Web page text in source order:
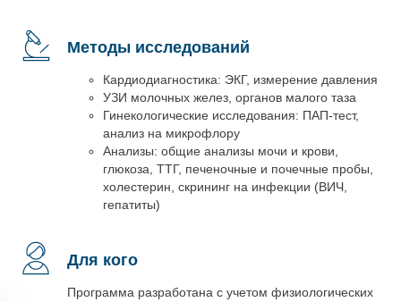
Методы исследований
Кардиодиагностика: ЭКГ, измерение давления
УЗИ молочных желез, органов малого таза
Гинекологические исследования: ПАП-тест,
анализ на микрофлору
Анализы: общие анализы мочи и крови,
глюкоза, ТТГ, печеночные и почечные пробы,
холестерин, скрининг на инфекции (ВИЧ,
гепатиты)
Для кого
Программа разработана с учетом физиологических